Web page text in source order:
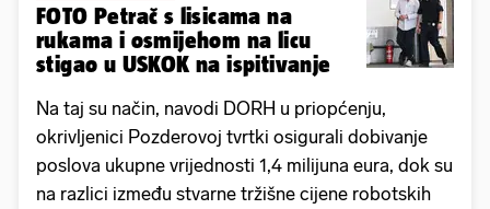
FOTO Petrač s lisicama na
rukama i osmijehom na licu
stigao u USKOK na ispitivanje
Na taj su način, navodi DORH u priopćenju,
okrivljenici Pozderovoj tvrtki osigurali dobivanje
poslova ukupne vrijednosti 1,4 milijuna eura, dok su
na razlici između stvarne tržišne cijene robotskih